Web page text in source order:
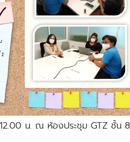
น. ณ ห้องประชุม GTZ ชั้น 8